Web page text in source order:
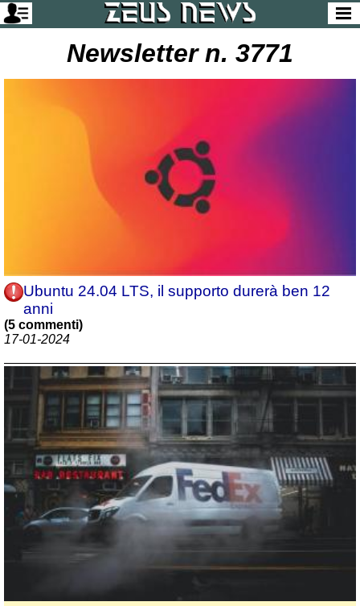
Newsletter n. 3771
Ubuntu 24.04 LTS, il supporto durerà ben 12
anni
(5 commenti)
17-01-2024